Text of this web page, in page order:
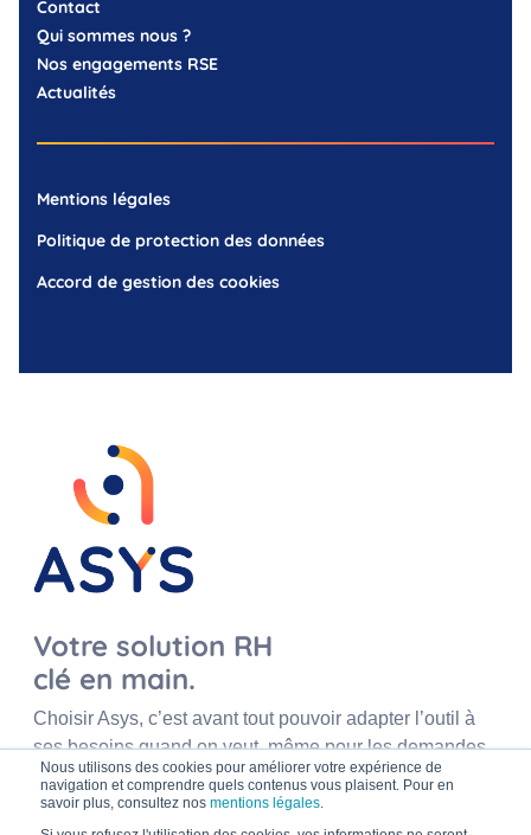
Nous utilisons des cookies pour améliorer votre expérience de
navigation et comprendre quels contenus vous plaisent. Pour en
savoir plus, consultez nos mentions légales.
Contact
Qui sommes nous ?
Nos engagements RSE
Actualités
Mentions légales
Politique de protection des données
Accord de gestion des cookies
Votre solution RH
clé en main.
Choisir Asys, c’est avant tout pouvoir adapter l’outil à
ses besoins quand on veut, même pour les demandes
les plus spécifiques !